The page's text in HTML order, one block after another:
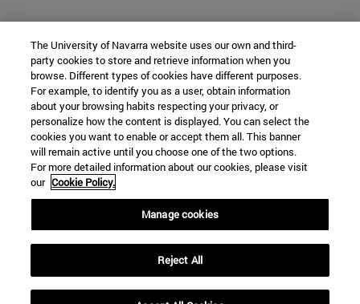
The University of Navarra website uses our own and third-
party cookies to store and retrieve information when you
browse. Different types of cookies have different purposes.
For example, to identify you as a user, obtain information
about your browsing habits respecting your privacy, or
personalize how the content is displayed. You can select the
cookies you want to enable or accept them all. This banner
will remain active until you choose one of the two options.
For more detailed information about our cookies, please visit
our Cookie Policy.
Manage cookies
Reject All